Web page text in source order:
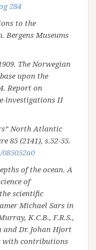
284
to the
Bergens Museums
The Norwegian
upon the
Report on
investigations II
North Atlantic
85 (2141), s.52-55.
of the ocean. A
of
scientific
Michael Sars in
K.C.B., F.R.S.,
and Dr. Johan Hjort
with contributions